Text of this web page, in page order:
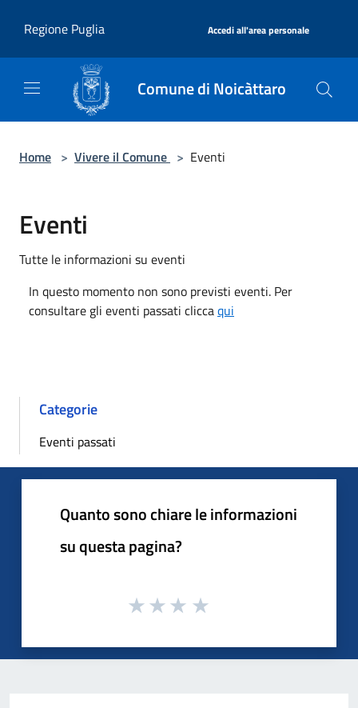
Regione Puglia
Accedi all'area personale
Comune di Noicàttaro
Home > Vivere il Comune > Eventi
Eventi
Tutte le informazioni su eventi
In questo momento non sono previsti eventi. Per
consultare gli eventi passati cliccaqui
Categorie
Eventi passati
Quanto sono chiare le informazioni
su questa pagina?